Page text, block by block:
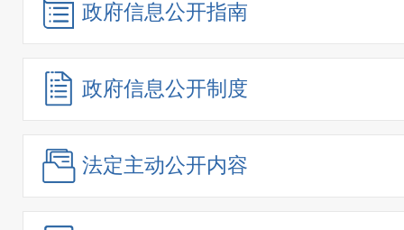
政府信息公开指南
政府信息公开制度
法定主动公开内容